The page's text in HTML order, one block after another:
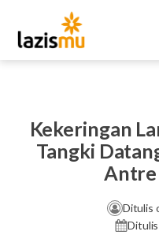
Kekeringan
Tangki
Antre
Ditulis